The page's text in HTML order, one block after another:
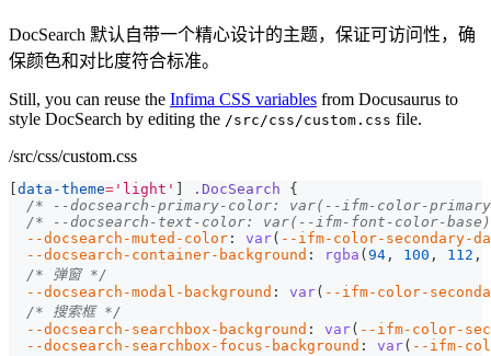
DocSearch 默认自带一个精心设计的主题，保证可访问性，确
保颜色和对比度符合标准。
Still, you can reuse the Infima CSS variables from Docusaurus to
style DocSearch by editing the /src/css/custom.css file.
/src/css/custom.css
data-theme= 'light' .DocSearch
{
/* --docsearch-primary-color: var(--ifm-color-
/* --docsearch-text-color: var(--ifm-font-color-
--docsearch-muted-color : var( --ifm-color-secondary-
--docsearch-container-background : rgba ( 94 , 100 , 112 ,
/* 弹窗 */
--docsearch-modal-background : var( --ifm-color-
/* 搜索框 */
--docsearch-searchbox-background : var( --ifm-color-
--docsearch-searchbox-focus-background : var( --ifm-